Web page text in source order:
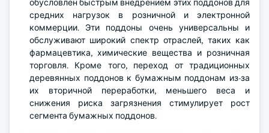
обусловлен быстрым внедрением этих поддонов для
средних нагрузок в розничной и электронной
коммерции. Эти поддоны очень универсальны и
обслуживают широкий спектр отраслей, таких как
фармацевтика, химические вещества и розничная
торговля. Кроме того, переход от традиционных
деревянных поддонов к бумажным поддонам из-за
их вторичной переработки, меньшего веса и
снижения риска загрязнения стимулирует рост
сегмента бумажных поддонов.